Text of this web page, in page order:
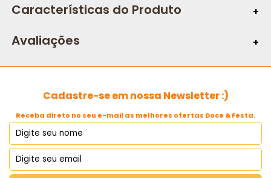
Características do Produto
Item Inclusos:
Avaliações
Cadastre-se em nossa Newsletter :)
Receba direto no seu e-mail as melhores ofertas Doce & Festa.